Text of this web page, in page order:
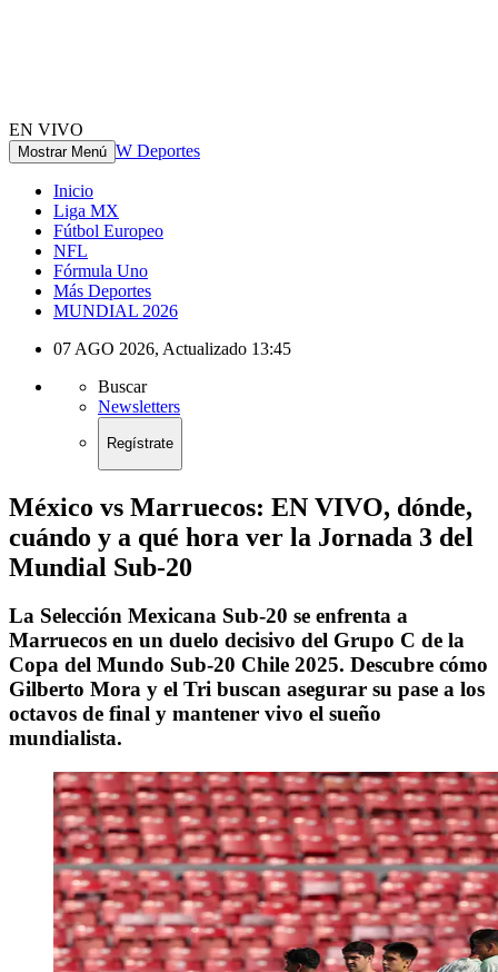
EN VIVO
Mostrar Menú W Deportes
Inicio
Liga MX
Fútbol Europeo
NFL
Fórmula Uno
Más Deportes
MUNDIAL 2026
07 AGO 2026, Actualizado 13:45
Buscar
Newsletters
Regístrate
México vs Marruecos: EN VIVO, dónde,
cuándo y a qué hora ver la Jornada 3 del
Mundial Sub-20
La Selección Mexicana Sub-20 se enfrenta a
Marruecos en un duelo decisivo del Grupo C de la
Copa del Mundo Sub-20 Chile 2025. Descubre cómo
Gilberto Mora y el Tri buscan asegurar su pase a los
octavos de final y mantener vivo el sueño
mundialista.